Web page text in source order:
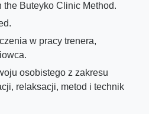
the Buteyko Clinic Method.
w pracy trenera,
osobistego z zakresu
relaksacji, metod i technik